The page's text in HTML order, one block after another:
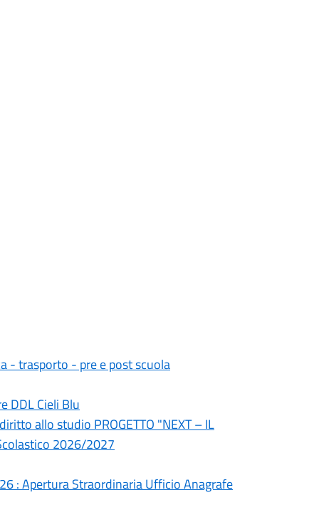
- trasporto - pre e post scuola
DDL Cieli Blu
allo studio PROGETTO "NEXT – IL
2026/2027
: Apertura Straordinaria Ufficio Anagrafe